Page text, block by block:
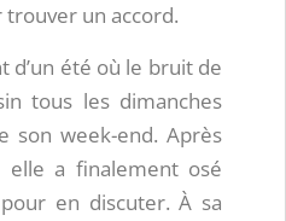
un accord.
d’un été où le bruit de
tous les dimanches
son week-end. Après
elle a finalement osé
en discuter. À sa